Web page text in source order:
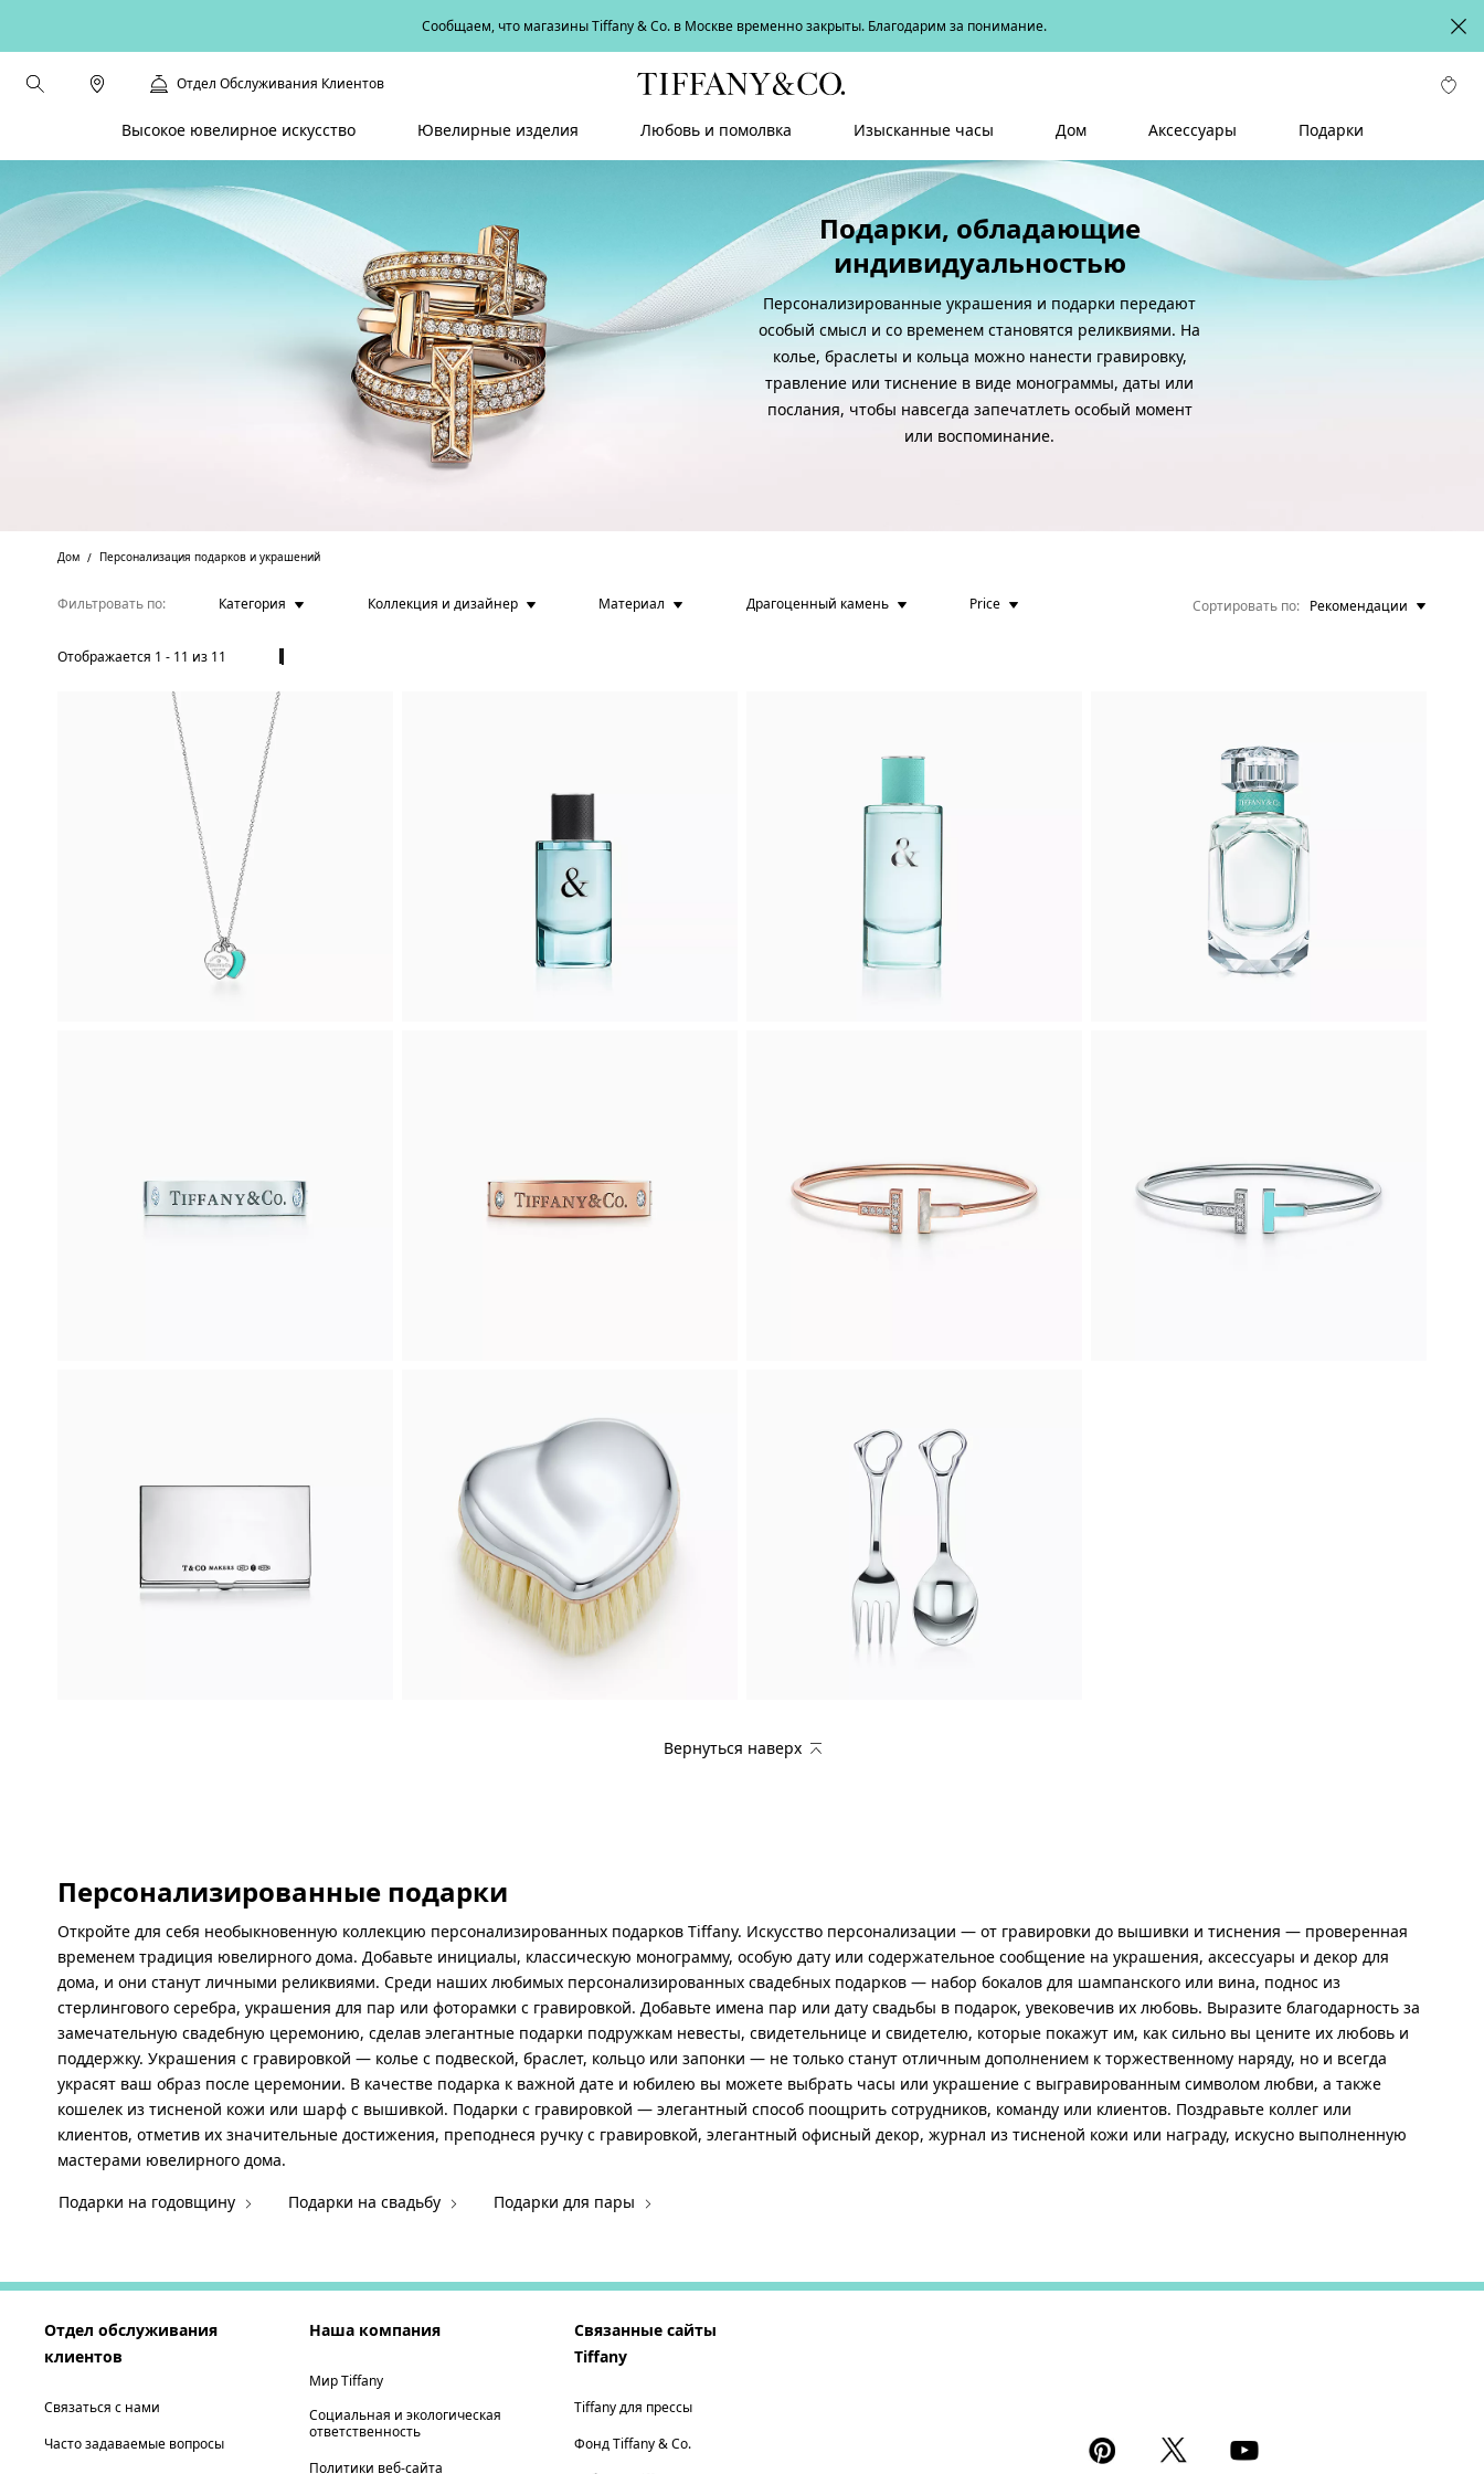
Сообщаем, что магазины Tiffany & Co. в Москве временно закрыты. Благодарим за понимание.
Отдел Обслуживания Клиентов
Высокое ювелирное искусство Ювелирные изделия Любовь и помолвка Изысканные часы Дом Аксессуары Подарки
Подарки, обладающие
индивидуальностью
Персонализированные украшения и подарки передают
особый смысл и со временем становятся реликвиями. На
колье, браслеты и кольца можно нанести гравировку,
травление или тиснение в виде монограммы, даты или
послания, чтобы навсегда запечатлеть особый момент
или воспоминание.
Дом Персонализация подарков и украшений
Фильтровать по Категория Коллекция и дизайнер Материал Драгоценный камень Price
Отображается 1 - 11 из 11
Сортировать по Рекомендации
Вернуться наверх
Персонализированные подарки
Откройте для себя необыкновенную коллекцию персонализированных подарков Tiffany. Искусство персонализации — от гравировки до вышивки и тиснения — проверенная
временем традиция ювелирного дома. Добавьте инициалы, классическую монограмму, особую дату или содержательное сообщение на украшения, аксессуары и декор для
дома, и они станут личными реликвиями. Среди наших любимых персонализированных свадебных подарков — набор бокалов для шампанского или вина, поднос из
стерлингового серебра, украшения для пар или фоторамки с гравировкой. Добавьте имена пар или дату свадьбы в подарок, увековечив их любовь. Выразите благодарность за
замечательную свадебную церемонию, сделав элегантные подарки подружкам невесты, свидетельнице и свидетелю, которые покажут им, как сильно вы цените их любовь и
поддержку. Украшения с гравировкой — колье с подвеской, браслет, кольцо или запонки — не только станут отличным дополнением к торжественному наряду, но и всегда
украсят ваш образ после церемонии. В качестве подарка к важной дате и юбилею вы можете выбрать часы или украшение с выгравированным символом любви, а также
кошелек из тисненой кожи или шарф с вышивкой. Подарки с гравировкой — элегантный способ поощрить сотрудников, команду или клиентов. Поздравьте коллег или
клиентов, отметив их значительные достижения, преподнеся ручку с гравировкой, элегантный офисный декор, журнал из тисненой кожи или награду, искусно выполненную
мастерами ювелирного дома.
Подарки на годовщину
Подарки на свадьбу Подарки для пары
Отдел обслуживания
клиентов
Связаться с нами
Часто задаваемые вопросы
Наша компания
Мир Tiffany
Социальная и экологическая
ответственность
Политики веб-сайта
Связанные сайты
Tiffany
Tiffany для прессы
Фонд Tiffany & Co.